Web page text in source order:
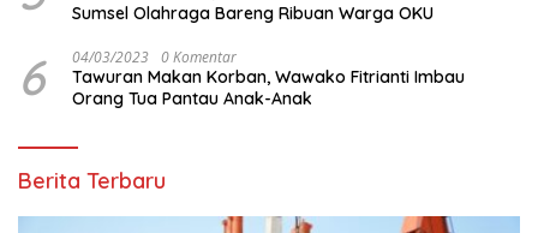
Sumsel Olahraga Bareng Ribuan Warga OKU
6 04/03/2023 0 Komentar
Tawuran Makan Korban, Wawako Fitrianti Imbau
Orang Tua Pantau Anak-Anak
Berita Terbaru